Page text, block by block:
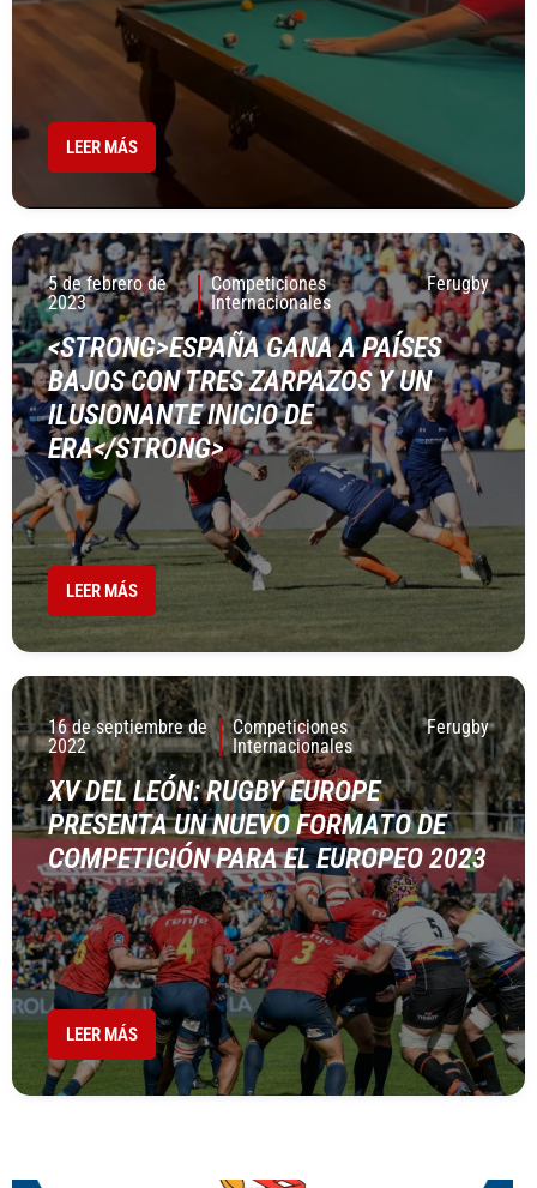
LEER MÁS
5 de febrero de
2023
Competiciones
Internacionales
Ferugby
<STRONG>ESPAÑA GANA A PAÍSES
BAJOS CON TRES ZARPAZOS Y UN
ILUSIONANTE INICIO DE
ERA</STRONG>
LEER MÁS
16 de septiembre de
2022
Competiciones
Internacionales
Ferugby
XV DEL LEÓN: RUGBY EUROPE
PRESENTA UN NUEVO FORMATO DE
COMPETICIÓN PARA EL EUROPEO 2023
LEER MÁS